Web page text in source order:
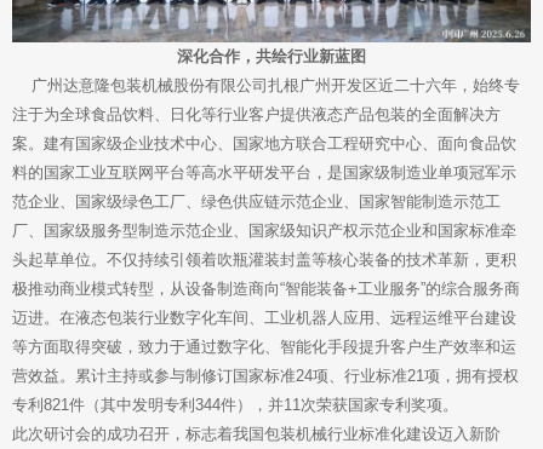
深化合作，共绘行业新蓝图
广州达意隆包装机械股份有限公司扎根广州开发区近二十六年，始终专
注于为全球食品饮料、日化等行业客户提供液态产品包装的全面解决方
案。建有国家级企业技术中心、国家地方联合工程研究中心、面向食品饮
料的国家工业互联网平台等高水平研发平台，是国家级制造业单项冠军示
范企业、国家级绿色工厂、绿色供应链示范企业、国家智能制造示范工
厂、国家级服务型制造示范企业、国家级知识产权示范企业和国家标准牵
头起草单位。不仅持续引领着吹瓶灌装封盖等核心装备的技术革新，更积
极推动商业模式转型，从设备制造商向“智能装备+工业服务”的综合服务商
迈进。在液态包装行业数字化车间、工业机器人应用、远程运维平台建设
等方面取得突破，致力于通过数字化、智能化手段提升客户生产效率和运
营效益。累计主持或参与制修订国家标准24项、行业标准21项，拥有授权
专利821件（其中发明专利344件），并11次荣获国家专利奖项。
此次研讨会的成功召开，标志着我国包装机械行业标准化建设迈入新阶